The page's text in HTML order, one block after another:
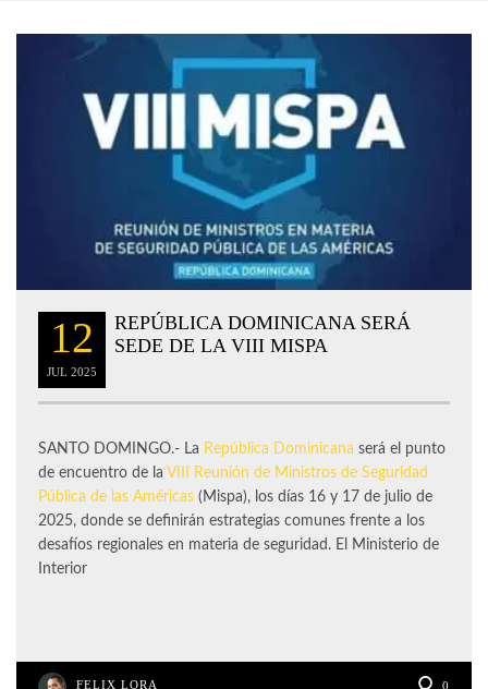
12
JUL 2025
REPÚBLICA DOMINICANA SERÁ
SEDE DE LA VIII MISPA
SANTO DOMINGO.- La República Dominicana será el punto
de encuentro de la VIII Reunión de Ministros de Seguridad
Pública de las Américas (Mispa), los días 16 y 17 de julio de
2025, donde se definirán estrategias comunes frente a los
desafíos regionales en materia de seguridad. El Ministerio de
Interior
FELIX LORA 0